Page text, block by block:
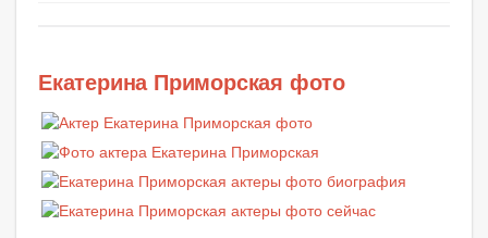
Екатерина Приморская фото